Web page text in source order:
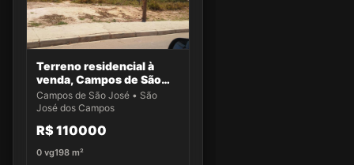
Terreno residencial à
venda, Campos de São
José, São José dos
Campos.
Campos de São José • São
José dos Campos
R$ 110000
0 vg198 m²